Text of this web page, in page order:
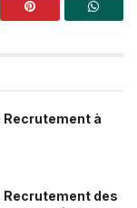
Recrutement à
Recrutement des